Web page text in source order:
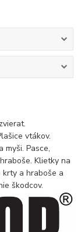
vtákov.
myši. Pasce,
Klietky na
krty a hraboše a
škodcov.